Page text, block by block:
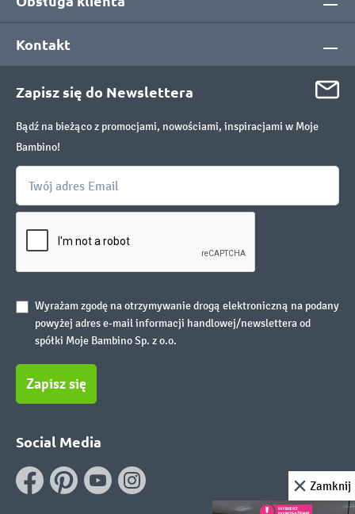
Kontakt
Zapisz się do Newslettera
Bądź na bieżąco z promocjami, nowościami, inspiracjami w Moje
Bambino!
Wyrażam zgodę na otrzymywanie drogą elektroniczną na podany
powyżej adres e-mail informacji handlowej/newslettera od
spółki Moje Bambino Sp. z o.o.
Zapisz się
Social Media
Zamknij